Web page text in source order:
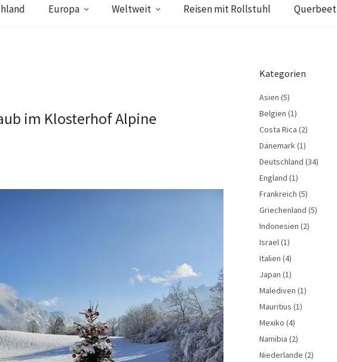
Europa Weltweit Reisen mit Rollstuhl Querbeet
im Klosterhof Alpine
Kategorien
Asien (5)
Belgien (1)
Costa Rica (2)
Dänemark(1)
Deutschland (34)
England (1)
Frankreich (5)
Griechenland (5)
Indonesien (2)
Israel(1)
Italien (4)
Japan (1)
Malediven (1)
Mauritius (1)
Mexiko (4)
Namibia (2)
Niederlande (2)